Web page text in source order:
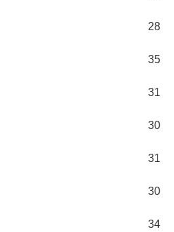
28
35
31
30
31
30
34